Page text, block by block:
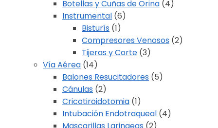
Botellas y Cuñas de Orina (4)
Instrumental (6)
Bisturís (1)
Compresores Venosos (2)
Tijeras y Corte (3)
Vía Aérea (14)
Balones Resucitadores (5)
Cánulas (2)
Cricotiroidotomia (1)
Intubación Endotraqueal (4)